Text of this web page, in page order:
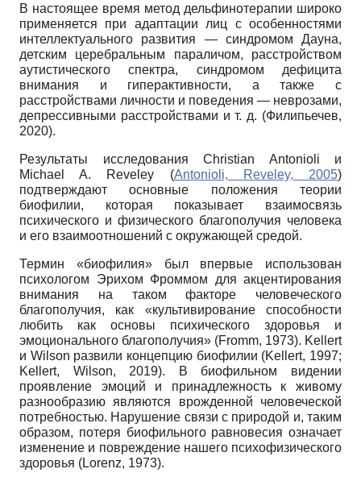
В настоящее время метод дельфинотерапии широко
применяется при адаптации лиц с особенностями
интеллектуального развития — синдромом Дауна,
детским церебральным параличом, расстройством
аутистического спектра, синдромом дефицита
внимания и гиперактивности, а также с
расстройствами личности и поведения — неврозами,
депрессивными расстройствами и т. д. (Филипьечев,
2020).
Результаты исследования Christian Antonioli и
Michael A. Reveley (Antonioli, Reveley, 2005)
подтверждают основные положения теории
биофилии, которая показывает взаимосвязь
психического и физического благополучия человека
и его взаимоотношений с окружающей средой.
Термин «биофилия» был впервые использован
психологом Эрихом Фроммом для акцентирования
внимания на таком факторе человеческого
благополучия, как «культивирование способности
любить как основы психического здоровья и
эмоционального благополучия» (Fromm, 1973). Kellert
и Wilson развили концепцию биофилии (Kellert, 1997;
Kellert, Wilson, 2019). В биофильном видении
проявление эмоций и принадлежность к живому
разнообразию являются врожденной человеческой
потребностью. Нарушение связи с природой и, таким
образом, потеря биофильного равновесия означает
изменение и повреждение нашего психофизического
здоровья (Lorenz, 1973).